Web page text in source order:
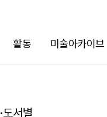
활동 미술아카이브
도서별